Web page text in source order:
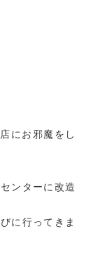
にお邪魔をし
ンターに改造
に行ってきま